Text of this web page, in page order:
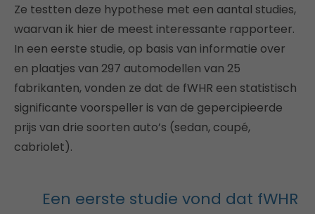
Ze testten deze hypothese met een aantal studies,
waarvan ik hier de meest interessante rapporteer.
In een eerste studie, op basis van informatie over
en plaatjes van 297 automodellen van 25
fabrikanten, vonden ze dat de fWHR een statistisch
significante voorspeller is van de gepercipieerde
prijs van drie soorten auto’s (sedan, coupé,
cabriolet).
Een eerste studie vond dat fWHR